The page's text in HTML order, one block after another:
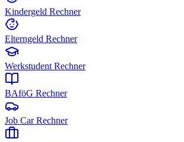
Kindergeld Rechner
Elterngeld Rechner
Werkstudent Rechner
BAföG Rechner
Job Car Rechner